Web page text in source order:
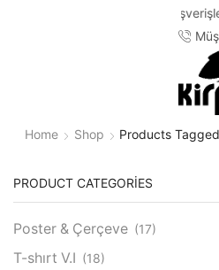
Home Shop Products
PRODUCT CATEGORIES
Poster & Çerçeve (17)
T-shırt V.I (18)